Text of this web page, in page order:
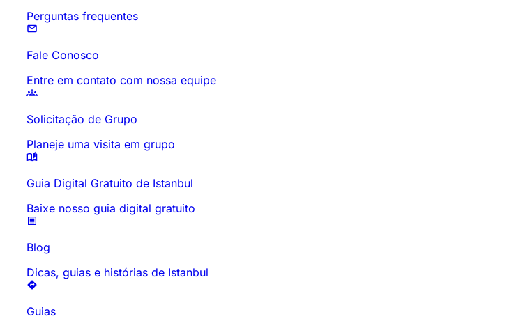
Perguntas frequentes
Fale Conosco
Entre em contato com nossa equipe
Solicitação de Grupo
Planeje uma visita em grupo
Guia Digital Gratuito de Istanbul
Baixe nosso guia digital gratuito
Blog
Dicas, guias e histórias de Istanbul
Guias